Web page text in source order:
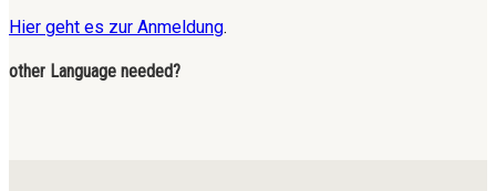
Hier geht es zur Anmeldung.
other Language needed?